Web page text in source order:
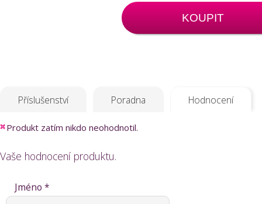
KOUPIT
Příslušenství Poradna Hodnocení
Produkt zatím nikdo neohodnotil.
Vaše hodnocení produktu.
Jméno *